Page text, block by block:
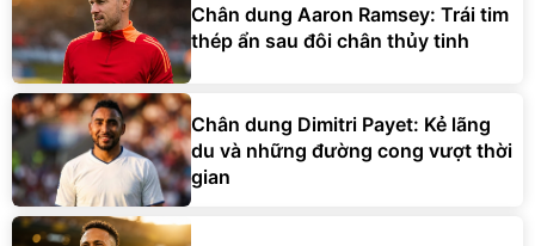
Chân dung Aaron Ramsey: Trái tim
thép ẩn sau đôi chân thủy tinh
Chân dung Dimitri Payet: Kẻ lãng
du và những đường cong vượt thời
gian